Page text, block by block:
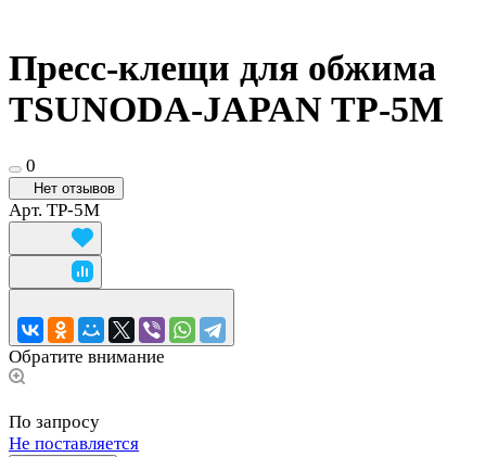
Пресс-клещи для обжима
TSUNODA-JAPAN TP-5M
0
Нет отзывов
Арт. TP-5M
Обратите внимание
По запросу
Не поставляется